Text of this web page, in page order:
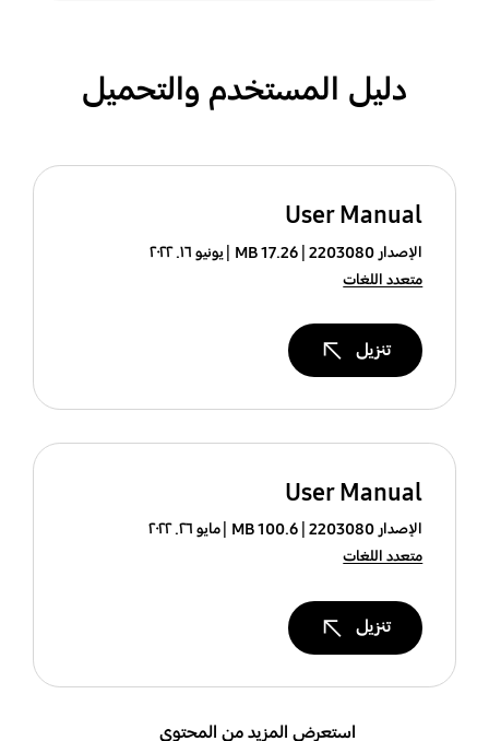
دليل المستخدم والتحميل
User Manual
الإصدار 2203080 17.26 MB
يونيو ١٦. ٢٠٢٢
متعدد اللغات
تنزيل
User Manual
الإصدار 2203080 100.6 MB
مايو ٢٦. ٢٠٢٢
متعدد اللغات
تنزيل
استعرض المزيد من المحتوى